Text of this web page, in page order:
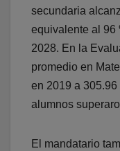
secundaria
equivalente al 96
2028. En la
promedio en
en 2019 a 305.96
alumnos
El mandatario